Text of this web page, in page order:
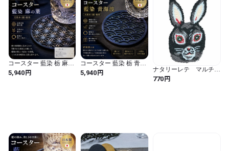
コースター 藍染 栃 麻の
葉 日本製
5,940円
コースター 藍染 栃 青海
波 日本製
5,940円
ナタリーレテ マルチマ
ット
770円